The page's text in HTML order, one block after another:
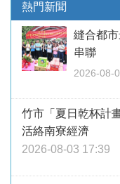
熱門新聞
縫合都
串聯
2026-08-
竹市「夏日乾杯計
活絡南寮經濟
2026-08-03 17:39